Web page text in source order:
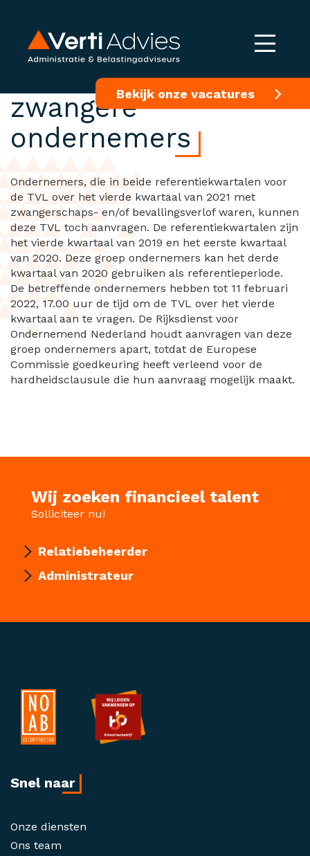
Bekijk onze vacatures
Toch TVL voor
zwangere
ondernemers
Ondernemers, die in beide referentiekwartalen voor
de TVL over het vierde kwartaal van 2021 met
zwangerschaps- en/of bevallingsverlof waren, kunnen
deze TVL toch aanvragen. De referentiekwartalen zijn
het vierde kwartaal van 2019 en het eerste kwartaal
van 2020. Deze groep ondernemers kan het derde
kwartaal van 2020 gebruiken als referentieperiode.
De betreffende ondernemers hebben tot 11 februari
2022, 17.00 uur de tijd om de TVL over het vierde
kwartaal aan te vragen. De Rijksdienst voor
Ondernemend Nederland houdt aanvragen van deze
groep ondernemers apart, totdat de Europese
Commissie goedkeuring heeft verleend voor de
hardheidsclausule die hun aanvraag mogelijk maakt.
Wij zoeken financieel talent
Solliciteer nu!
Relatiebeheerder
Administrateur
Snel naar
Onze diensten
Ons team